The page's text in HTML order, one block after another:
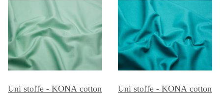
Uni stoffe - KONA cotton
Uni stoffe - KONA cotton